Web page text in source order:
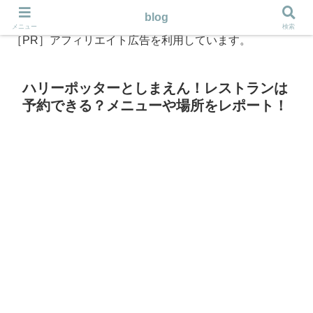
［PR］アフィリエイト広告を利用しています。
ハリーポッターとしまえん！レストランは
予約できる？メニューや場所をレポート！
メニュー
blog
検索